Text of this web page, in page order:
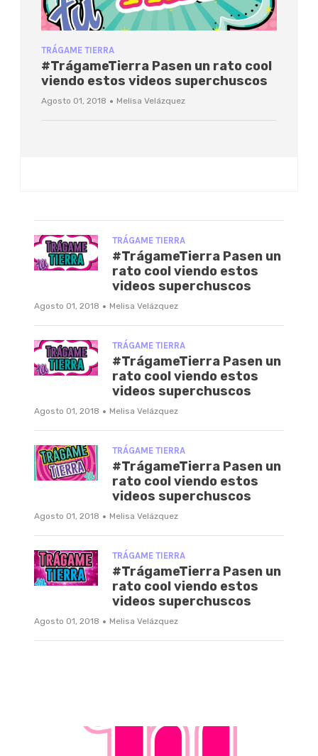
TRÁGAME TIERRA
#TrágameTierra Pasen un rato cool
viendo estos videos superchuscos
Agosto 01, 2018 · Melisa Velázquez
TRÁGAME TIERRA
#TrágameTierra Pasen un
rato cool viendo estos
videos superchuscos
Agosto 01, 2018 · Melisa Velázquez
TRÁGAME TIERRA
#TrágameTierra Pasen un
rato cool viendo estos
videos superchuscos
Agosto 01, 2018 · Melisa Velázquez
TRÁGAME TIERRA
#TrágameTierra Pasen un
rato cool viendo estos
videos superchuscos
Agosto 01, 2018 · Melisa Velázquez
TRÁGAME TIERRA
#TrágameTierra Pasen un
rato cool viendo estos
videos superchuscos
Agosto 01, 2018 · Melisa Velázquez